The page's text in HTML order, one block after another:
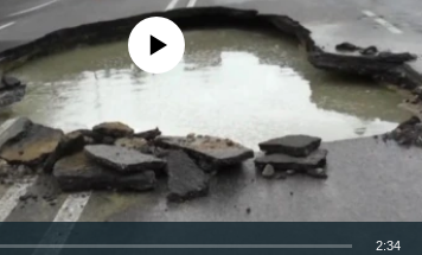
No media source currently available
2:34